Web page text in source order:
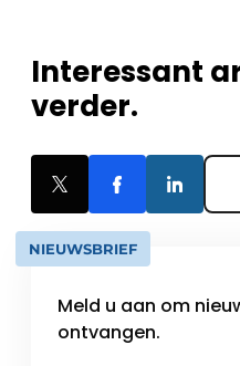
Interessant
verder.
NIEUWSBRIEF
Meld u aan om
ontvangen.